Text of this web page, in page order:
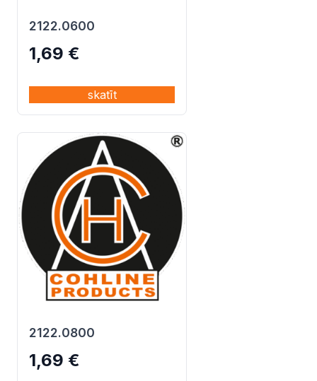
2122.0600
1,69 €
skatīt
2122.0800
1,69 €